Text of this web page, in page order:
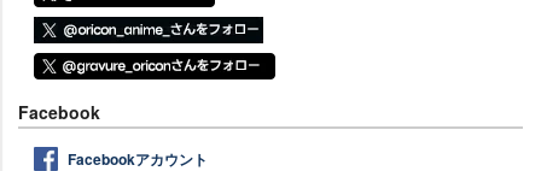
Facebook
Facebookアカウント